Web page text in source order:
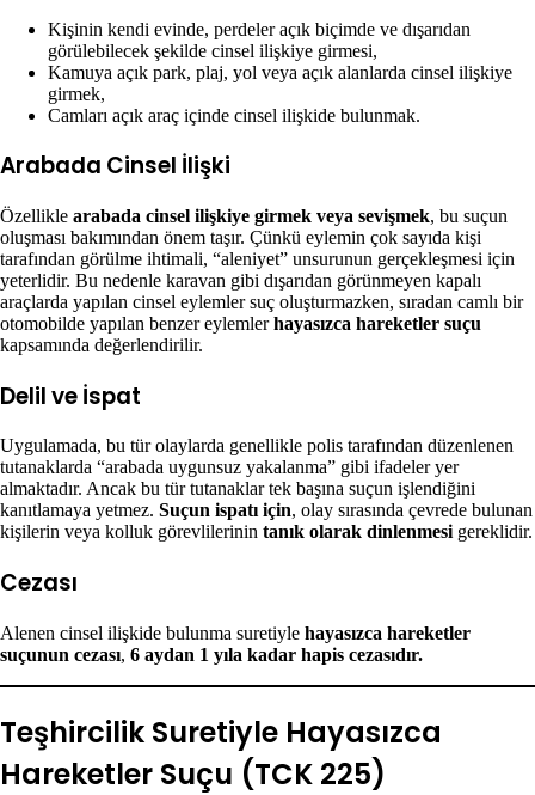
Kişinin kendi evinde, perdeler açık biçimde ve dışarıdan
görülebilecek şekilde cinsel ilişkiye girmesi,
Kamuya açık park, plaj, yol veya açık alanlarda cinsel ilişkiye
girmek,
Camları açık araç içinde cinsel ilişkide bulunmak.
Arabada Cinsel İlişki
Özellikle arabada cinsel ilişkiye girmek veya sevişmek, bu suçun
oluşması bakımından önem taşır. Çünkü eylemin çok sayıda kişi
tarafından görülme ihtimali, “aleniyet” unsurunun gerçekleşmesi için
yeterlidir. Bu nedenle karavan gibi dışarıdan görünmeyen kapalı
araçlarda yapılan cinsel eylemler suç oluşturmazken, sıradan camlı bir
otomobilde yapılan benzer eylemlerhayasızca hareketler suçu
kapsamında değerlendirilir.
Delil ve İspat
Uygulamada, bu tür olaylarda genellikle polis tarafından düzenlenen
tutanaklarda “arabada uygunsuz yakalanma” gibi ifadeler yer
almaktadır. Ancak bu tür tutanaklar tek başına suçun işlendiğini
kanıtlamaya yetmez. Suçun ispatı için, olay sırasında çevrede bulunan
kişilerin veya kolluk görevlilerinin tanık olarak dinlenmesigereklidir.
Cezası
Alenen cinsel ilişkide bulunma suretiyle hayasızca hareketler
suçunun cezası, 6 aydan 1 yıla kadar hapis cezasıdır.
Teşhircilik Suretiyle Hayasızca
Hareketler Suçu (TCK 225)